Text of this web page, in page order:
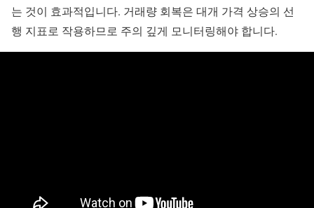
는 것이 효과적입니다. 거래량 회복은 대개 가격 상승의 선
행 지표로 작용하므로 주의 깊게 모니터링해야 합니다.